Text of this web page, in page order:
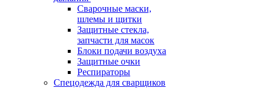
Сварочные маски,
шлемы и щитки
Защитные стекла,
запчасти для масок
Блоки подачи воздуха
Защитные очки
Респираторы
Спецодежда для сварщиков